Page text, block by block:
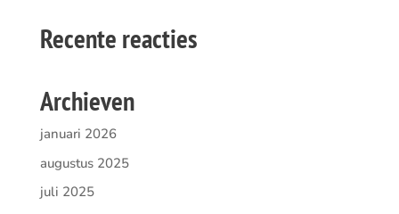
Recente reacties
Archieven
januari 2026
augustus 2025
juli 2025